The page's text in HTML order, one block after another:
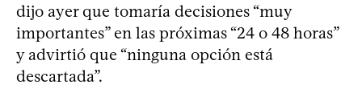
dijo ayer que tomaría decisiones “muy
importantes” en las próximas “24 o 48 horas”
y advirtió que “ninguna opción está
descartada”.